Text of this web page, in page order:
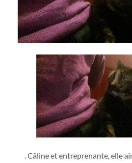
. Câline et entreprenante, elle